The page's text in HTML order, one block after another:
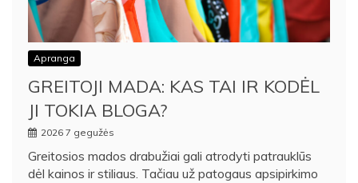
Apranga
GREITOJI MADA: KAS TAI IR KODĖL
JI TOKIA BLOGA?
2026 7 gegužės
Greitosios mados drabužiai gali atrodyti patrauklūs
dėl kainos ir stiliaus. Tačiau už patogaus apsipirkimo